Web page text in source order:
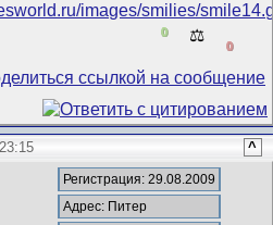
images/smilies/
0 ⚖️
0
^
Регистрация: 29.08.2009
Адрес: Питер